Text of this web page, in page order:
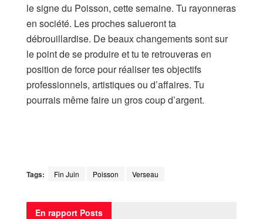
le signe du Poisson, cette semaine. Tu rayonneras
en société. Les proches salueront ta
débrouillardise. De beaux changements sont sur
le point de se produire et tu te retrouveras en
position de force pour réaliser tes objectifs
professionnels, artistiques ou d’affaires. Tu
pourrais même faire un gros coup d’argent.
Tags: Fin Juin Poisson Verseau
En rapport Posts